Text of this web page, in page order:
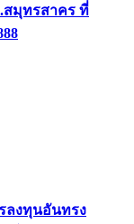
สมุทรสาคร ที่
ลงทุนอันทรง